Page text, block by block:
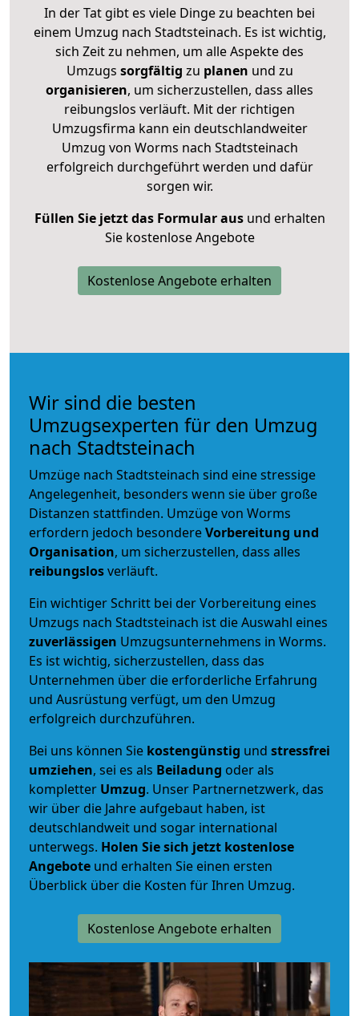
In der Tat gibt es viele Dinge zu beachten bei
einem Umzug nach Stadtsteinach. Es ist wichtig,
sich Zeit zu nehmen, um alle Aspekte des
Umzugs sorgfältig zu planen und zu
organisieren, um sicherzustellen, dass alles
reibungslos verläuft. Mit der richtigen
Umzugsfirma kann ein deutschlandweiter
Umzug von Worms nach Stadtsteinach
erfolgreich durchgeführt werden und dafür
sorgen wir.
Füllen Sie jetzt das Formular ausund erhalten
Sie kostenlose Angebote
Kostenlose Angebote erhalten
Wir sind die besten
Umzugsexperten für den Umzug
nach Stadtsteinach
Umzüge nach Stadtsteinach sind eine stressige
Angelegenheit, besonders wenn sie über große
Distanzen stattfinden. Umzüge von Worms
erfordern jedoch besondereVorbereitung und
Organisation, um sicherzustellen, dass alles
reibungslosverläuft.
Ein wichtiger Schritt bei der Vorbereitung eines
Umzugs nach Stadtsteinach ist die Auswahl eines
zuverlässigen Umzugsunternehmens in Worms.
Es ist wichtig, sicherzustellen, dass das
Unternehmen über die erforderliche Erfahrung
und Ausrüstung verfügt, um den Umzug
erfolgreich durchzuführen.
Bei uns können Sie kostengünstig und stressfrei
umziehen, sei es als Beiladung oder als
kompletter Umzug. Unser Partnernetzwerk, das
wir über die Jahre aufgebaut haben, ist
deutschlandweit und sogar international
unterwegs. Holen Sie sich jetzt kostenlose
Angebote und erhalten Sie einen ersten
Überblick über die Kosten für Ihren Umzug.
Kostenlose Angebote erhalten